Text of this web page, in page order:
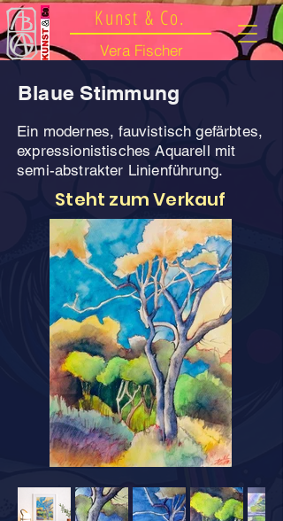
Kunst & Co.
Vera Fischer
Blaue Stimmung
Ein modernes, fauvistisch gefärbtes,
expressionistisches Aquarell mit
semi-abstrakter Linienführung.
Steht zum Verkauf